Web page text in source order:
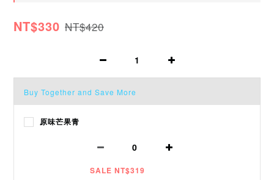
NT$330 NT$420
Buy Together and Save More
原味芒果青
SALE NT$319